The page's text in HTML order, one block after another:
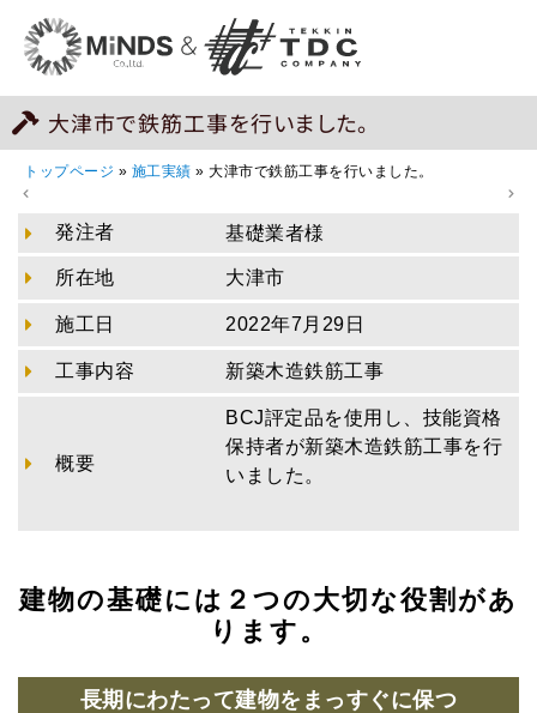
大津市で鉄筋工事を行いました。
トップページ » 施工実績 » 大津市で鉄筋工事を行いました。
発注者 基礎業者様
所在地 大津市
施工日 2022年7月29日
工事内容 新築木造鉄筋工事
概要
BCJ評定品を使用し、技能資格
保持者が新築木造鉄筋工事を行
いました。
建物の基礎には２つの大切な役割があ
ります。
長期にわたって建物をまっすぐに保つ